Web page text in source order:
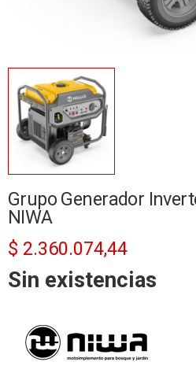
Grupo Generador
NIWA
$ 2.360.074,44
Sin existencias